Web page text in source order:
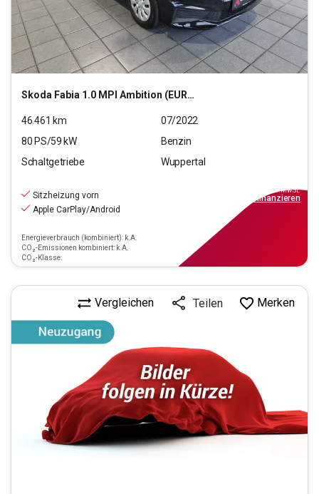
Skoda Fabia 1.0 MPI Ambition (EURO 6d)
46.461 km
07/2022
80 PS/59 kW
Benzin
Schaltgetriebe
Wuppertal
Sitzheizung vorn
Apple CarPlay/Android
Energieverbrauch (kombiniert): k.A.
CO₂-Emissionen kombiniert: k.A.
CO₂-Klasse:
inkl.MwSt.
finanzieren
Vergleichen Teilen Merken